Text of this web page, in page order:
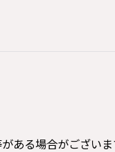
ある場合がござい